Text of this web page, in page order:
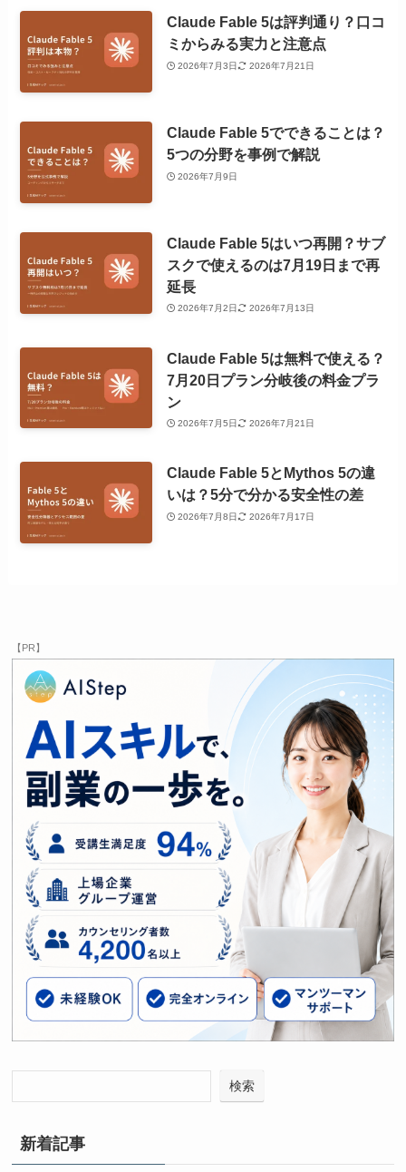
Claude Fable 5は評判通り？口コ
ミからみる実力と注意点
2026年7月3日 2026年7月21日
Claude Fable 5でできることは？
5つの分野を事例で解説
2026年7月9日
Claude Fable 5はいつ再開？サブ
スクで使えるのは7月19日まで再
延長
2026年7月2日 2026年7月13日
Claude Fable 5は無料で使える？
7月20日プラン分岐後の料金プラ
ン
2026年7月5日 2026年7月21日
Claude Fable 5とMythos 5の違
いは？5分で分かる安全性の差
2026年7月8日 2026年7月17日
【PR】
検索
新着記事